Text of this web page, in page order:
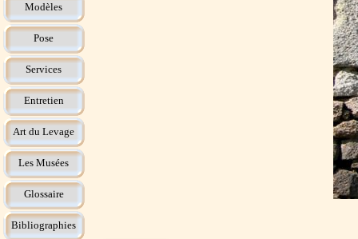
Modèles
Pose
Services
Entretien
Art du Levage
Les Musées
Glossaire
Bibliographies